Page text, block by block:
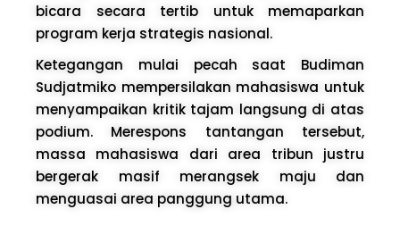
bicara secara tertib untuk memaparkan
program kerja strategis nasional.
Ketegangan mulai pecah saat Budiman
Sudjatmiko mempersilakan mahasiswa untuk
menyampaikan kritik tajam langsung di atas
podium. Merespons tantangan tersebut,
massa mahasiswa dari area tribun justru
bergerak masif merangsek maju dan
menguasai area panggung utama.